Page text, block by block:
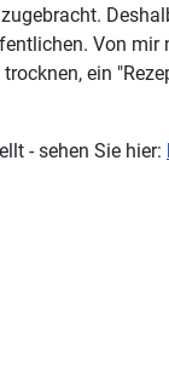
Von
ein
- sehen Sie hier: